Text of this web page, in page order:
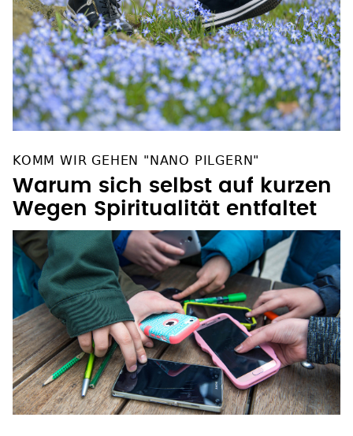
KOMM WIR GEHEN "NANO PILGERN"
Warum sich selbst auf kurzen
Wegen Spiritualität entfaltet